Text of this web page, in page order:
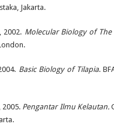
Jakarta.
2002. Molecular Biology of The
Basic Biology of Tilapia.
2005. Pengantar Ilmu Kelautan.